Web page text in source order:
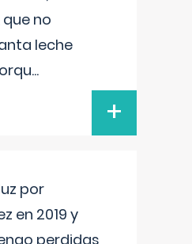
no
leche
...
+
por
en 2019 y
perdidas